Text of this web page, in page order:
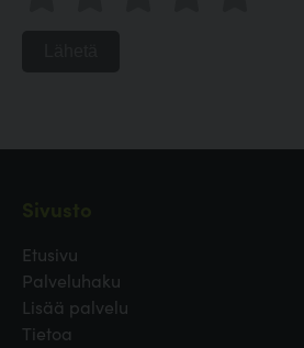
Etusivu
Palveluhaku
Lisää palvelu
Tietoa